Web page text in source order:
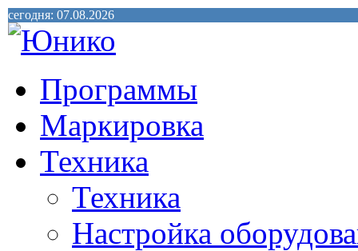
сегодня: 07.08.2026
Программы
Маркировка
Техника
Техника
Настройка